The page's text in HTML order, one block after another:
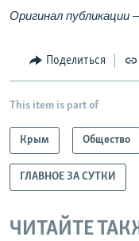
Оригинал публикации
Поделиться
This item is part of
Крым Общество
ГЛАВНОЕ ЗА СУТКИ
ЧИТАЙТЕ